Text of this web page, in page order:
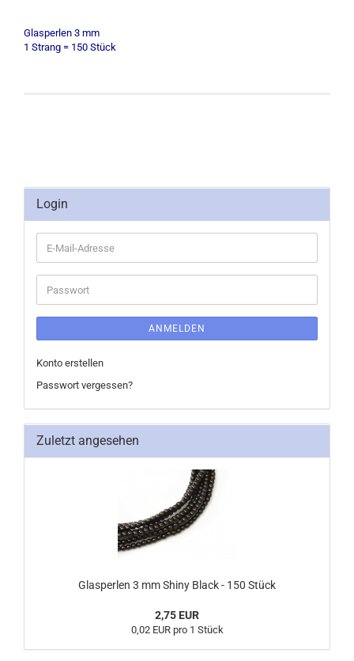
Glasperlen 3 mm
1 Strang = 150 Stück
Login
E-
Mail-
Adresse
Passwort
ANMELDEN
Konto erstellen
Passwort vergessen?
Zuletzt angesehen
Glasperlen 3 mm Shiny Black - 150 Stück
2,75 EUR
0,02 EUR pro 1 Stück